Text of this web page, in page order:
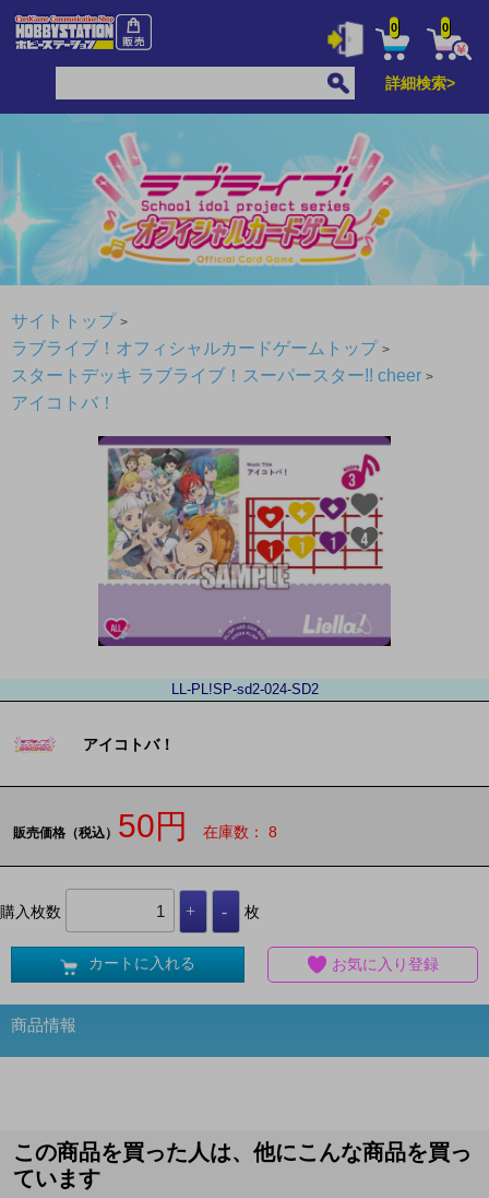
0 0
詳細検索>
サイトトップ
ラブライブ！オフィシャルカードゲームトップ
スタートデッキ ラブライブ！スーパースター!! cheer
アイコトバ！
LL-PL!SP-sd2-024-SD2
アイコトバ！
販売価格（税込） 50円 在庫数： 8
購入枚数 枚
カートに入れる お気に入り登録
商品情報
この商品を買った人は、他にこんな商品を買っ
ています